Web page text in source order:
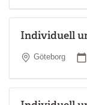
Individuell
Plats
Göteborg